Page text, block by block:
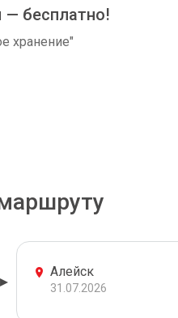
— бесплатно!
хранение"
Алейск
31.07.2026